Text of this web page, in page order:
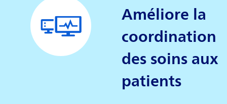
Améliore la
coordination
des soins aux
patients